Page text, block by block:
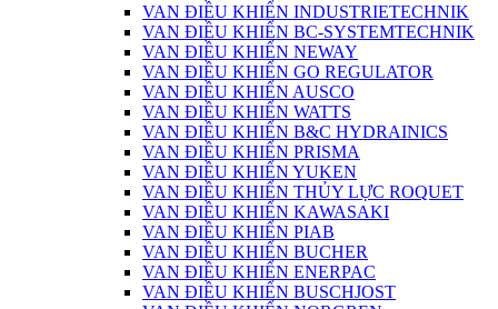
VAN ĐIỀU KHIỂN INDUSTRIETECHNIK
VAN ĐIỀU KHIỂN BC-SYSTEMTECHNIK
VAN ĐIỀU KHIỂN NEWAY
VAN ĐIỀU KHIỂN GO REGULATOR
VAN ĐIỀU KHIỂN AUSCO
VAN ĐIỀU KHIỂN WATTS
VAN ĐIỀU KHIỂN B&C HYDRAINICS
VAN ĐIỀU KHIỂN PRISMA
VAN ĐIỀU KHIỂN YUKEN
VAN ĐIỀU KHIỂN THỦY LỰC ROQUET
VAN ĐIỀU KHIỂN KAWASAKI
VAN ĐIỀU KHIỂN PIAB
VAN ĐIỀU KHIỂN BUCHER
VAN ĐIỀU KHIỂN ENERPAC
VAN ĐIỀU KHIỂN BUSCHJOST